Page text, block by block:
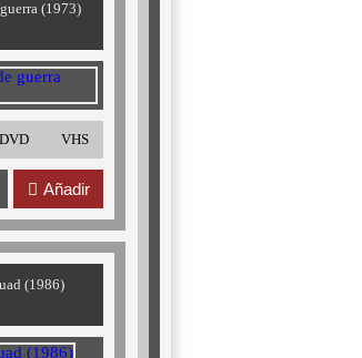
(1973)
DVD VHS
Añadir
(1986)